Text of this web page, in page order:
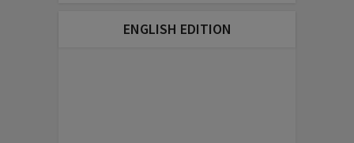
ENGLISH EDITION